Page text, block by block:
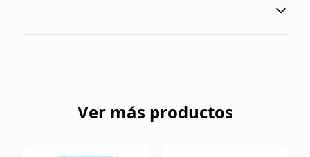
Ver más productos